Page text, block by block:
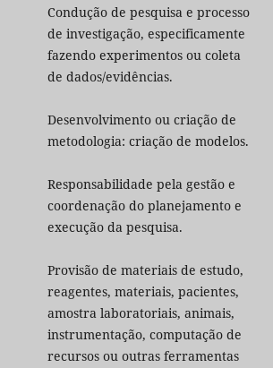
Condução de pesquisa e processo
de investigação, especificamente
fazendo experimentos ou coleta
de dados/evidências.
Desenvolvimento ou criação de
metodologia: criação de modelos.
Responsabilidade pela gestão e
coordenação do planejamento e
execução da pesquisa.
Provisão de materiais de estudo,
reagentes, materiais, pacientes,
amostra laboratoriais, animais,
instrumentação, computação de
recursos ou outras ferramentas